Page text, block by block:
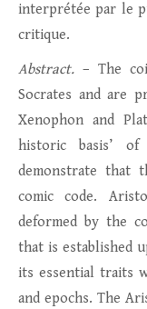
interprétée par le
critique.
Abstract.– The
Socrates and are
Xenophon and
historic basis’
demonstrate that
comic code.
deformed by the
that is established
its essential traits
and epochs. The